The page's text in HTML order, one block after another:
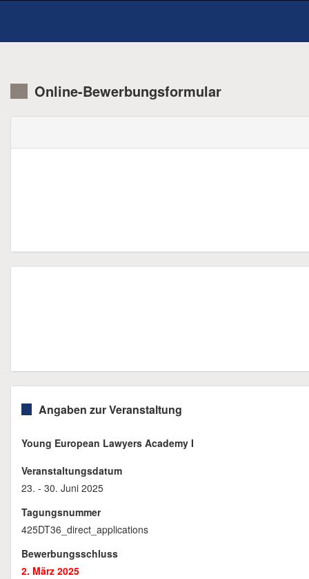
Online-Bewerbungsformular
Angaben zur Veranstaltung
Young European Lawyers Academy I
Veranstaltungsdatum
23. - 30. Juni 2025
Tagungsnummer
425DT36_direct_applications
Bewerbungsschluss
2. März 2025